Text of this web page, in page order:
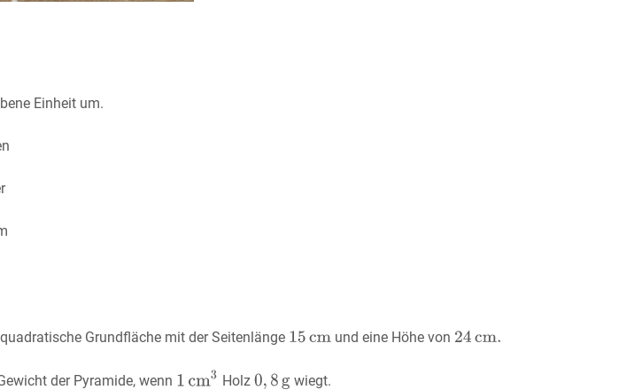
Einheit um.
Grundfläche mit der Seitenlänge und eine Höhe von
der Pyramide, wenn Holz wiegt.